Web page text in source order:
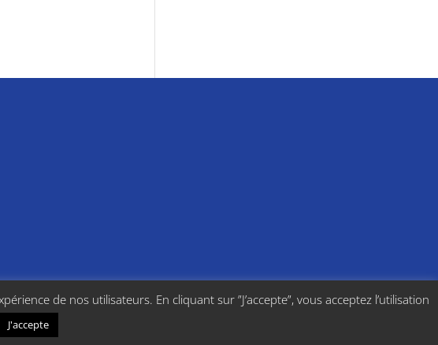
de nos utilisateurs. En cliquant sur ”J’accepte”, vous acceptez l’utilisation
J'accepte